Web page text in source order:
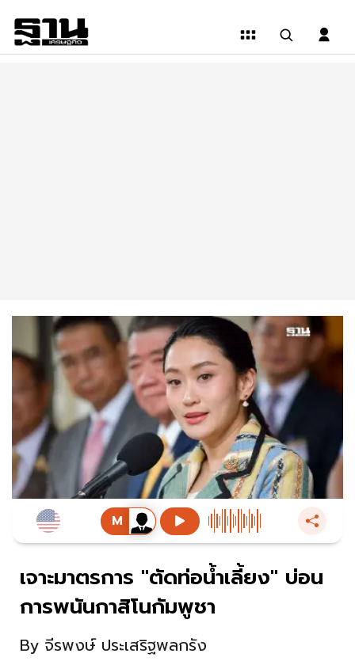
เจาะมาตรการ "ตัดท่อน้ำเลี้ยง" บ่อน
การพนันกาสิโนกัมพูชา
By จีรพงษ์ ประเสริฐพลกรัง